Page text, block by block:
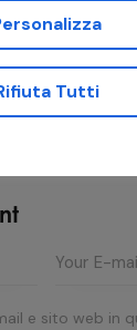
la
e sito web in
Tutti